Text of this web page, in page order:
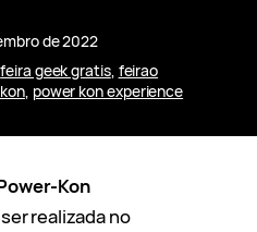
de 2022
feira geek gratis, feirao
, power kon experience
Kon
realizada no